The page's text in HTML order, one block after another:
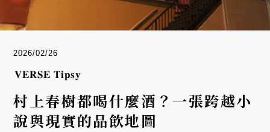
2026/02/26
𝐕𝐄𝐑𝐒𝐄 𝐓𝐢𝐩𝐬𝐲
村上春樹都喝什麼酒？一張跨越小
說與現實的品飲地圖